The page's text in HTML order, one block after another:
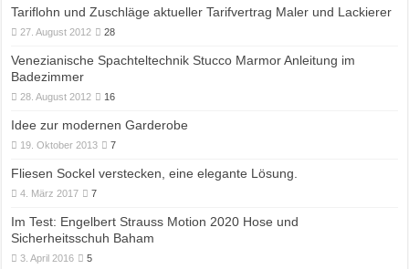
Tariflohn und Zuschläge aktueller Tarifvertrag Maler und Lackierer
27. August 2012 28
Venezianische Spachteltechnik Stucco Marmor Anleitung im
Badezimmer
28. August 2012 16
Idee zur modernen Garderobe
19. Oktober 2013 7
Fliesen Sockel verstecken, eine elegante Lösung.
4. März 2017 7
Im Test: Engelbert Strauss Motion 2020 Hose und
Sicherheitsschuh Baham
3. April 2016 5